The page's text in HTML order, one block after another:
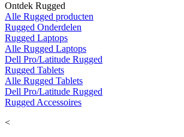
Ontdek Rugged
Alle Rugged producten
Rugged Onderdelen
Rugged Laptops
Alle Rugged Laptops
Dell Pro/Latitude Rugged
Rugged Tablets
Alle Rugged Tablets
Dell Pro/Latitude Rugged
Rugged Accessoires
<